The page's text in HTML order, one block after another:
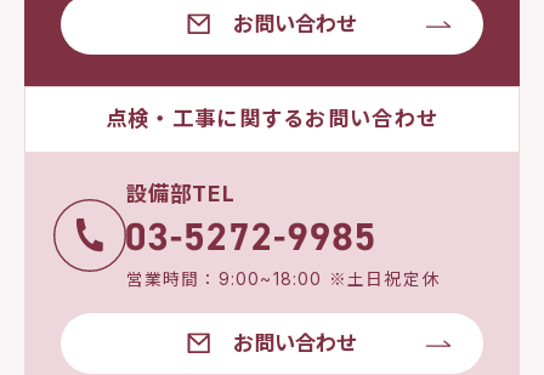
お問い合わせ
点検・工事に関するお問い合わせ
設備部TEL
営業時間：9:00~18:00 ※土日祝定休
お問い合わせ